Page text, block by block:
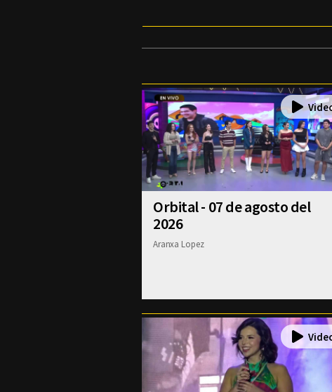
Orbital - 07 de agosto del
2026
Aranxa Lopez